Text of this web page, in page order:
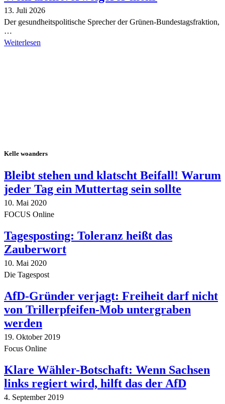
13. Juli 2026
Der gesundheitspolitische Sprecher der Grünen-Bundestagsfraktion,
…
Weiterlesen
Kelle woanders
Bleibt stehen und klatscht Beifall! Warum
jeder Tag ein Muttertag sein sollte
10. Mai 2020
FOCUS Online
Tagesposting: Toleranz heißt das
Zauberwort
10. Mai 2020
Die Tagespost
AfD-Gründer verjagt: Freiheit darf nicht
von Trillerpfeifen-Mob untergraben
werden
19. Oktober 2019
Focus Online
Klare Wähler-Botschaft: Wenn Sachsen
links regiert wird, hilft das der AfD
4. September 2019